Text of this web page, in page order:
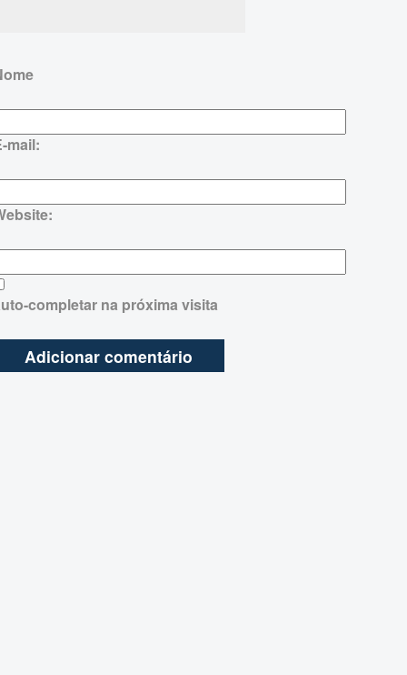
mail:
completar na próxima visita